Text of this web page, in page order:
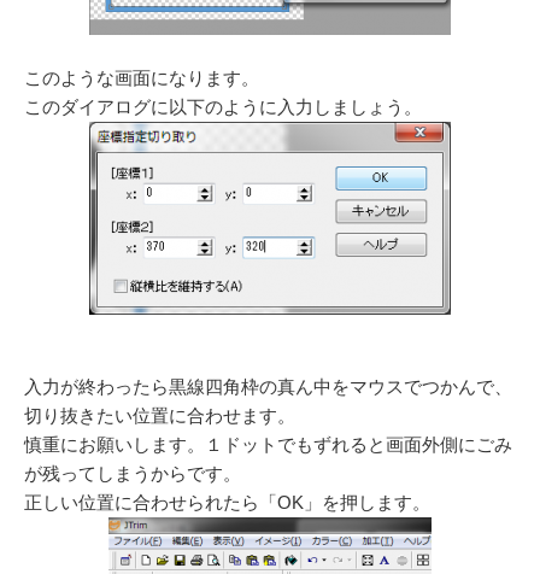
このような画面になります。
このダイアログに以下のように入力しましょう。
入力が終わったら黒線四角枠の真ん中をマウスでつかんで、
切り抜きたい位置に合わせます。
慎重にお願いします。１ドットでもずれると画面外側にごみ
が残ってしまうからです。
正しい位置に合わせられたら「OK」を押します。